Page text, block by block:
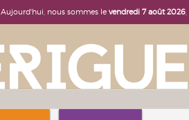
Aujourd'hui, nous sommes levendredi 7 août 2026